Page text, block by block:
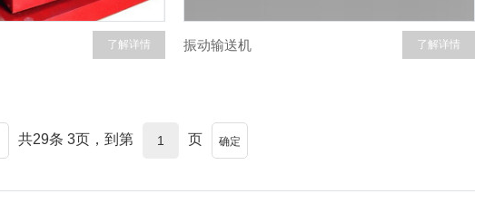
了解详情 振动输送机 了解详情
共29条 3页，到第 页 确定